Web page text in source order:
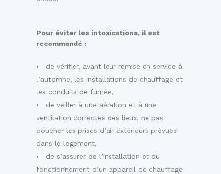
Pour éviter les intoxications, il est
recommandé :
de vérifier, avant leur remise en service à
l’automne, les installations de chauffage et
les conduits de fumée,
de veiller à une aération et à une
ventilation correctes des lieux, ne pas
boucher les prises d’air extérieurs prévues
dans le logement,
de s’assurer de l’installation et du
fonctionnement d’un appareil de chauffage